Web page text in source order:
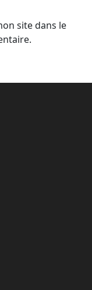
site dans le